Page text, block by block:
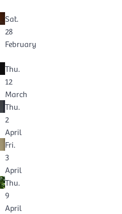
Sat.
28
February
Thu.
12
March
Thu.
2
April
Fri.
3
April
Thu.
9
April